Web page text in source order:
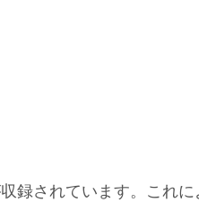
されています。これに